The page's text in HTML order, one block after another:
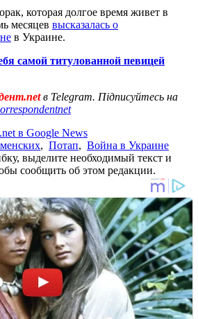
которая долгое время живет в
месяцев высказалась о
в Украине.
самой титулованной певицей
в Telegram. Підписуйтесь на
в Google News
, Потап, Война в Украине
выделите необходимый текст и
сообщить об этом редакции.